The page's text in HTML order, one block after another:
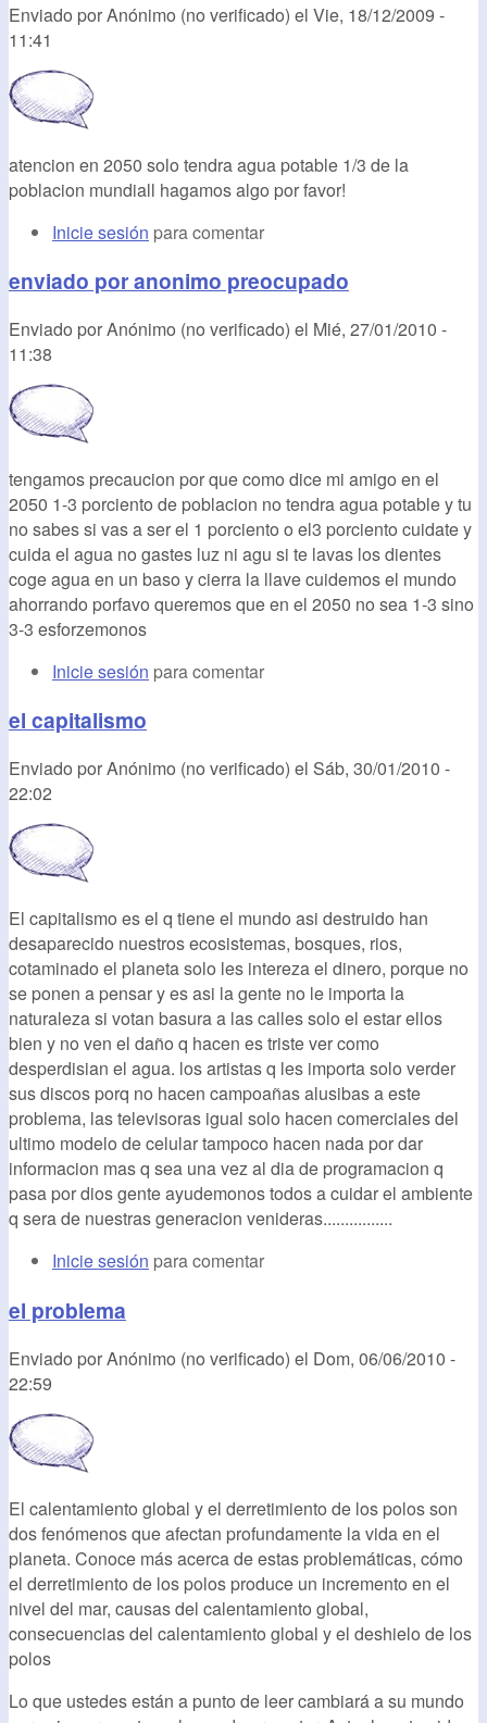
Enviado porAnónimo (no verificado) el Vie, 18/12/2009 -
11:41
atencion en 2050 solo tendra agua potable 1/3 de la
poblacion mundiall hagamos algo por favor!
Inicie sesión para comentar
enviado por anonimo preocupado
Enviado porAnónimo (no verificado) el Mié, 27/01/2010 -
11:38
tengamos precaucion por que como dice mi amigo en el
2050 1-3 porciento de poblacion no tendra agua potable y tu
no sabes si vas a ser el 1 porciento o el3 porciento cuidate y
cuida el agua no gastes luz ni agu si te lavas los dientes
coge agua en un baso y cierra la llave cuidemos el mundo
ahorrando porfavo queremos que en el 2050 no sea 1-3 sino
3-3 esforzemonos
Inicie sesión para comentar
el capitalismo
Enviado porAnónimo (no verificado) el Sáb, 30/01/2010 -
22:02
El capitalismo es el q tiene el mundo asi destruido han
desaparecido nuestros ecosistemas, bosques, rios,
cotaminado el planeta solo les intereza el dinero, porque no
se ponen a pensar y es asi la gente no le importa la
naturaleza si votan basura a las calles solo el estar ellos
bien y no ven el daño q hacen es triste ver como
desperdisian el agua. los artistas q les importa solo verder
sus discos porq no hacen campoañas alusibas a este
problema, las televisoras igual solo hacen comerciales del
ultimo modelo de celular tampoco hacen nada por dar
informacion mas q sea una vez al dia de programacion q
pasa por dios gente ayudemonos todos a cuidar el ambiente
q sera de nuestras generacion venideras................
Inicie sesión para comentar
el problema
Enviado porAnónimo (no verificado) el Dom, 06/06/2010 -
22:59
El calentamiento global y el derretimiento de los polos son
dos fenómenos que afectan profundamente la vida en el
planeta. Conoce más acerca de estas problemáticas, cómo
el derretimiento de los polos produce un incremento en el
nivel del mar, causas del calentamiento global,
consecuencias del calentamiento global y el deshielo de los
polos
Lo que ustedes están a punto de leer cambiará a su mundo